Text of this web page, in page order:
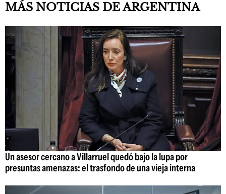
MÁS NOTICIAS DE ARGENTINA
Un asesor cercano a Villarruel quedó bajo la lupa por
presuntas amenazas: el trasfondo de una vieja interna